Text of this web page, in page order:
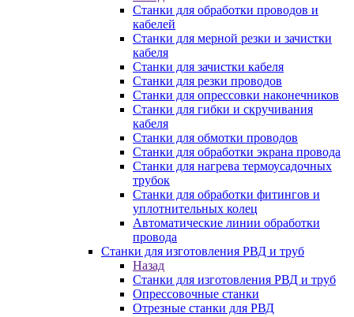
Станки для обработки проводов и
кабелей
Станки для мерной резки и зачистки
кабеля
Станки для зачистки кабеля
Станки для резки проводов
Станки для опрессовки наконечников
Станки для гибки и скручивания
кабеля
Станки для обмотки проводов
Станки для обработки экрана провода
Станки для нагрева термоусадочных
трубок
Станки для обработки фитингов и
уплотнительных колец
Автоматические линии обработки
провода
Станки для изготовления РВД и труб
Назад
Станки для изготовления РВД и труб
Опрессовочные станки
Отрезные станки для РВД